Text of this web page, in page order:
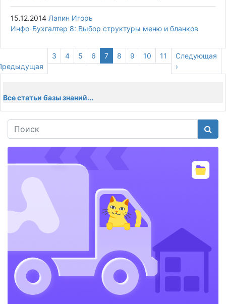
15.12.2014 Лапин Игорь
Инфо-Бухгалтер 8: Выбор структуры меню и бланков
Page
3 Page
4 Page
5 Page
6
Текущая
страница
7 Page
8 Page
9 Page
10 Page
11
Следующая
страница
Следующая
›
Все статьи базы знаний...